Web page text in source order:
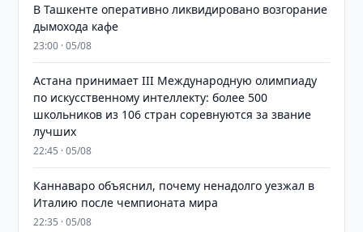
В Ташкенте оперативно ликвидировано возгорание
дымохода кафе
23:00 · 05/08
Астана принимает III Международную олимпиаду
по искусственному интеллекту: более 500
школьников из 106 стран соревнуются за звание
лучших
22:45 · 05/08
Каннаваро объяснил, почему ненадолго уезжал в
Италию после чемпионата мира
22:35 · 05/08